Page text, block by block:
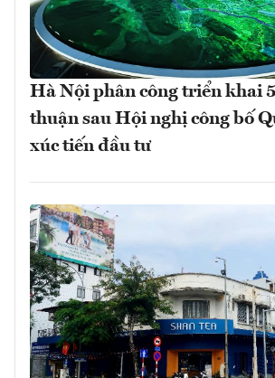
Hà Nội phân công triển khai
thuận sau Hội nghị công bố
xúc tiến đầu tư